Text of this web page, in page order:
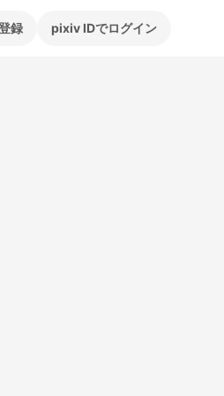
録 pixiv IDでログイン